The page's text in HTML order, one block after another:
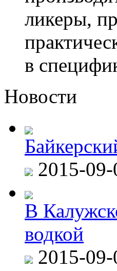
ликеры,
в
Новости
2015-
В
водкой
2015-